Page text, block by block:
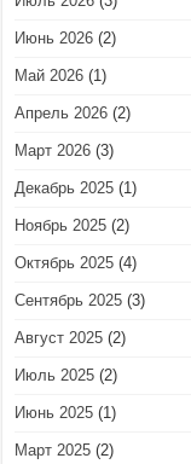
Июнь 2026 (2)
Май 2026 (1)
Апрель 2026 (2)
Март 2026 (3)
Декабрь 2025 (1)
Ноябрь 2025 (2)
Октябрь 2025 (4)
Сентябрь 2025 (3)
Август 2025 (2)
Июль 2025 (2)
Июнь 2025 (1)
Март 2025 (2)